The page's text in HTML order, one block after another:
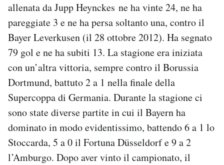
allenata da Jupp Heynckes ne ha vinte 24, ne ha
pareggiate 3 e ne ha persa soltanto una, contro il
Bayer Leverkusen (il 28 ottobre 2012). Ha segnato
79 gol e ne ha subiti 13. La stagione era iniziata
con un’altra vittoria, sempre contro il Borussia
Dortmund, battuto 2 a 1 nella finale della
Supercoppa di Germania. Durante la stagione ci
sono state diverse partite in cui il Bayern ha
dominato in modo evidentissimo, battendo 6 a 1 lo
Stoccarda, 5 a 0 il Fortuna Düsseldorf e 9 a 2
l’Amburgo. Dopo aver vinto il campionato, il